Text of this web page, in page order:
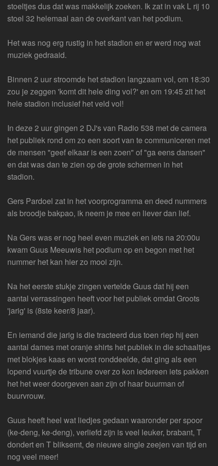
stoeltjes dus dat was makkelijk zoeken. Ik zat in vak L rij 10
stoel 32 helemaal aan de overkant van het podium.
Het was nog erg rustig in het stadion en er werd nog wat
muziek gedraaid.
Binnen 2 uur stroomde het stadion langzaam vol, om 18:30
zou je zeggen 'komt dit hele ding vol?' en om 19:45 zit het
hele stadion inclusief het veld vol!
In deze 2 uur gingen 2 DJ's van Radio 538 met de camera
het publiek rond om zo een soort van te communiceren met
de mensen "geef elkaar is een zoen" of "ga eens dansen"
en dat was dan te zien op de grote schermen in het
stadion.
Gers Pardoel zat in het voorprogramma en deed nummers
als broodje bakpao, ik neem je mee en liever dan lief.
Na Gers was er nog heel even muziek en iets na 20:00u
kwam Guus Meeuwis het podium op en begon met het
nummer het kan hier zo mooi zijn.
Na het eerste stukje zingen vertelde Guus dat hij een
aantal verrassingen heeft voor het publiek omdat Groots
'jarig' is (8ste keer/8 jaar).
En iemand die jarig is die tracteerd dus toen riep hij een
aantal dames met oranje shirts het publiek in die schaaltjes
met blokjes kaas en worst ronddeelde, dat ging als een
lopend vuurtje de tribune over zo kon iedereen iets pakken
het het weer doorgeven aan zijn of haar buurman of
buurvrouw.
Guus heeft heel wat liedjes gedaan waaronder per spoor
(ke-deng, ke-deng), verliefd zijn is veel leuker, brabant, T
dondert en T bliksemt, de nieuwe single zeejen van tijd en
nog veel meer!